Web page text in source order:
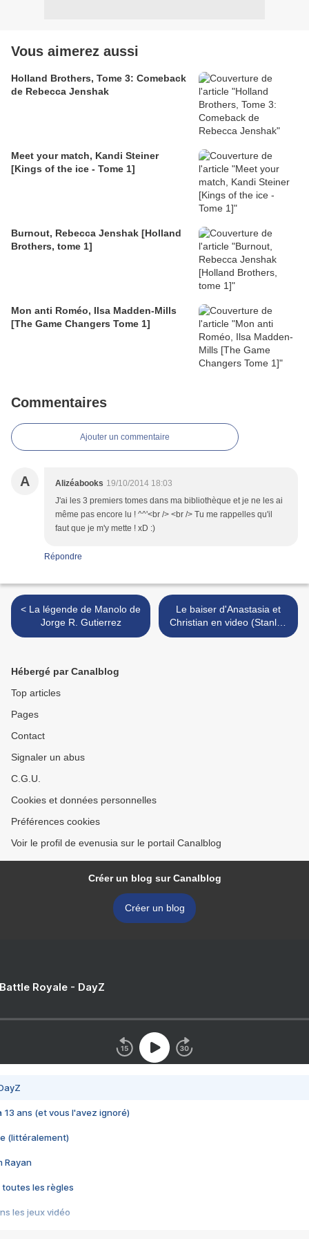
Vous aimerez aussi
Holland Brothers, Tome 3: Comeback
de Rebecca Jenshak
Meet your match, Kandi Steiner
[Kings of the ice - Tome 1]
Burnout, Rebecca Jenshak [Holland
Brothers, tome 1]
Mon anti Roméo, Ilsa Madden-Mills
[The Game Changers Tome 1]
Commentaires
Ajouter un commentaire
A Alizéabooks 19/10/2014 18:03
J'ai les 3 premiers tomes dans ma bibliothèque et je ne les ai
même pas encore lu ! ^^'<br /> <br /> Tu me rappelles qu'il
faut que je m'y mette ! xD :)
Répondre
< La légende de Manolo de
Jorge R. Gutierrez
Le baiser d'Anastasia et
Christian en video (Stanley
Park) >
Hébergé par Canalblog
Top articles
Pages
Contact
Signaler un abus
C.G.U.
Cookies et données personnelles
Préférences cookies
Voir le profil de evenusia sur le portail Canalblog
Créer un blog sur Canalblog
Créer un blog
Royale - DayZ
13 ans (et vous l'avez ignoré)
(littéralement)
Rayan
toutes les règles
les jeux vidéo